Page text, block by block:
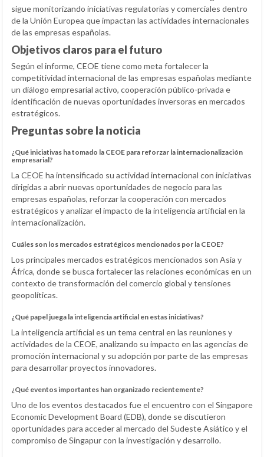
sigue monitorizando iniciativas regulatorias y comerciales dentro
de la Unión Europea que impactan las actividades internacionales
de las empresas españolas.
Objetivos claros para el futuro
Según el informe, CEOE tiene como meta fortalecer la
competitividad internacional de las empresas españolas mediante
un diálogo empresarial activo, cooperación público-privada e
identificación de nuevas oportunidades inversoras en mercados
estratégicos.
Preguntas sobre la noticia
¿Qué iniciativas ha tomado la CEOE para reforzar la internacionalización
empresarial?
La CEOE ha intensificado su actividad internacional con iniciativas
dirigidas a abrir nuevas oportunidades de negocio para las
empresas españolas, reforzar la cooperación con mercados
estratégicos y analizar el impacto de la inteligencia artificial en la
internacionalización.
Cuáles son los mercados estratégicos mencionados por la CEOE?
Los principales mercados estratégicos mencionados son Asia y
África, donde se busca fortalecer las relaciones económicas en un
contexto de transformación del comercio global y tensiones
geopolíticas.
¿Qué papel juega la inteligencia artificial en estas iniciativas?
La inteligencia artificial es un tema central en las reuniones y
actividades de la CEOE, analizando su impacto en las agencias de
promoción internacional y su adopción por parte de las empresas
para desarrollar proyectos innovadores.
¿Qué eventos importantes han organizado recientemente?
Uno de los eventos destacados fue el encuentro con el Singapore
Economic Development Board (EDB), donde se discutieron
oportunidades para acceder al mercado del Sudeste Asiático y el
compromiso de Singapur con la investigación y desarrollo.